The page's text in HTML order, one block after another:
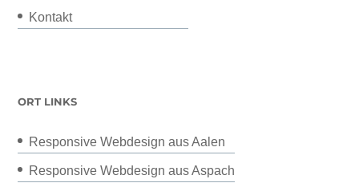
Kontakt
ORT LINKS
Responsive Webdesign aus Aalen
Responsive Webdesign aus Aspach